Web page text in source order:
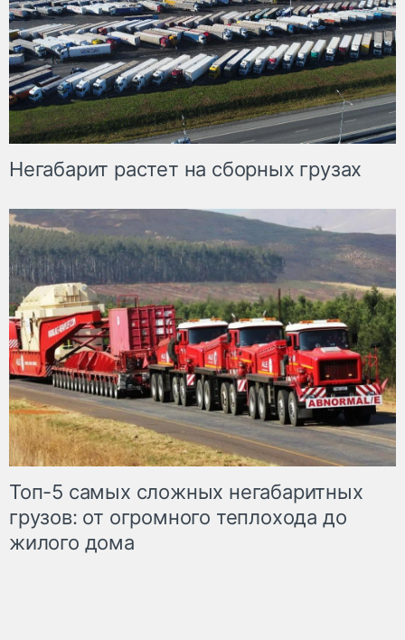
Негабарит растет на сборных грузах
Топ-5 самых сложных негабаритных
грузов: от огромного теплохода до
жилого дома